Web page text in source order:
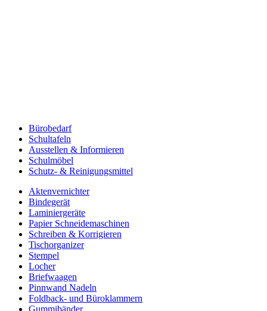
Bürobedarf
Schultafeln
Ausstellen & Informieren
Schulmöbel
Schutz- & Reinigungsmittel
Aktenvernichter
Bindegerät
Laminiergeräte
Papier Schneidemaschinen
Schreiben & Korrigieren
Tischorganizer
Stempel
Locher
Briefwaagen
Pinnwand Nadeln
Foldback- und Büroklammern
Gummibänder